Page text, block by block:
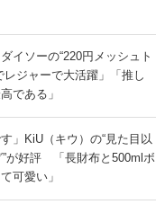
イソーの“220円メッシュト
ジャーで大活躍」「推し
である」
」KiU（キウ）の“見た目以
”が好評 「長財布と500mlボ
可愛い」